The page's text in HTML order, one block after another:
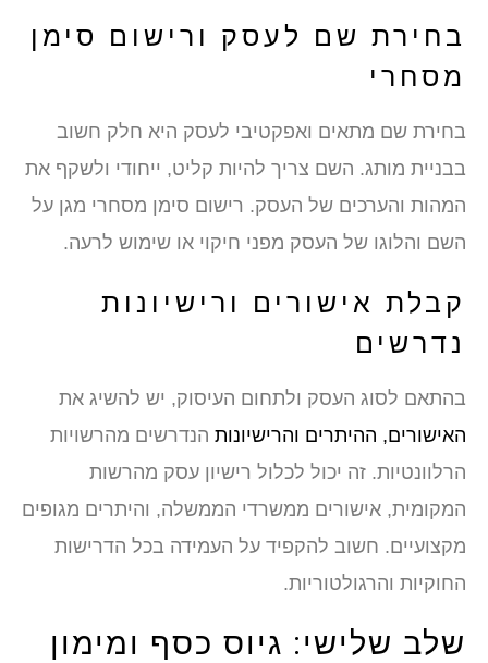
בחירת שם לעסק ורישום סימן
מסחרי
בחירת שם מתאים ואפקטיבי לעסק היא חלק חשוב
בבניית מותג. השם צריך להיות קליט, ייחודי ולשקף את
המהות והערכים של העסק. רישום סימן מסחרי מגן על
השם והלוגו של העסק מפני חיקוי או שימוש לרעה.
קבלת אישורים ורישיונות
נדרשים
בהתאם לסוג העסק ולתחום העיסוק, יש להשיג את
האישורים, ההיתרים והרישיונותהנדרשים מהרשויות
הרלוונטיות. זה יכול לכלול רישיון עסק מהרשות
המקומית, אישורים ממשרדי הממשלה, והיתרים מגופים
מקצועיים. חשוב להקפיד על העמידה בכל הדרישות
החוקיות והרגולטוריות.
שלב שלישי: גיוס כסף ומימון